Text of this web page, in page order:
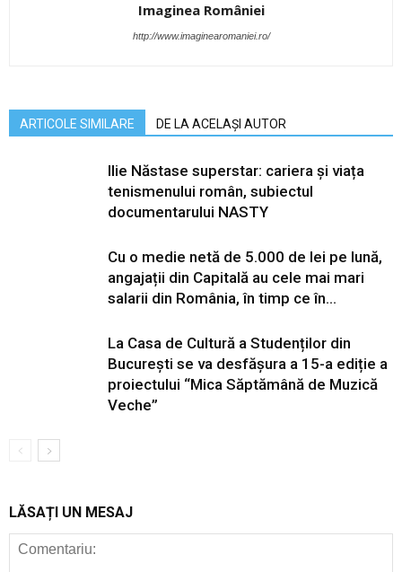
Imaginea României
http://www.imaginearomaniei.ro/
ARTICOLE SIMILARE DE LA ACELAȘI AUTOR
Ilie Năstase superstar: cariera și viața
tenismenului român, subiectul
documentarului NASTY
Cu o medie netă de 5.000 de lei pe lună,
angajații din Capitală au cele mai mari
salarii din România, în timp ce în...
La Casa de Cultură a Studenților din
București se va desfășura a 15-a ediție a
proiectului “Mica Săptămână de Muzică
Veche”
LĂSAȚI UN MESAJ